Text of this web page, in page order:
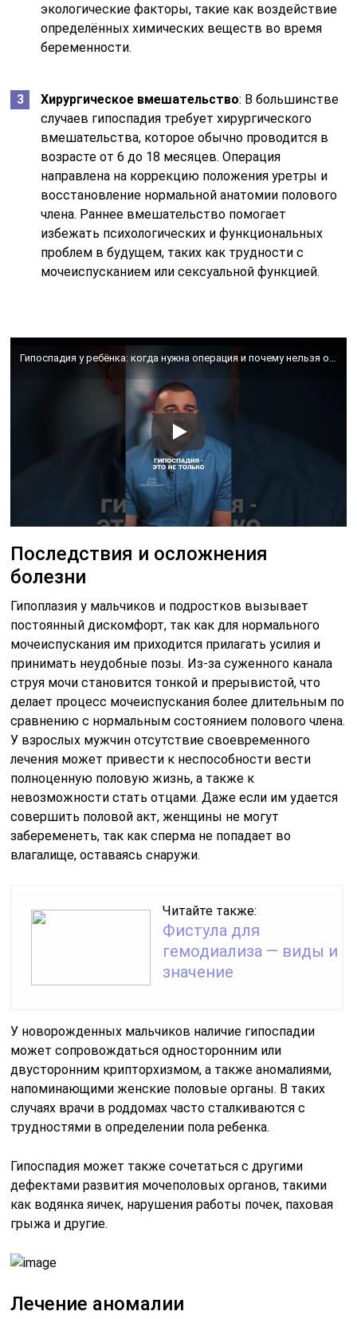
экологические факторы, такие как воздействие
определённых химических веществ во время
беременности.
Хирургическое вмешательство: В большинстве
случаев гипоспадия требует хирургического
вмешательства, которое обычно проводится в
возрасте от 6 до 18 месяцев. Операция
направлена на коррекцию положения уретры и
восстановление нормальной анатомии полового
члена. Раннее вмешательство помогает
избежать психологических и функциональных
проблем в будущем, таких как трудности с
мочеиспусканием или сексуальной функцией.
Последствия и осложнения
болезни
Гипоплазия у мальчиков и подростков вызывает
постоянный дискомфорт, так как для нормального
мочеиспускания им приходится прилагать усилия и
принимать неудобные позы. Из-за суженного канала
струя мочи становится тонкой и прерывистой, что
делает процесс мочеиспускания более длительным по
сравнению с нормальным состоянием полового члена.
У взрослых мужчин отсутствие своевременного
лечения может привести к неспособности вести
полноценную половую жизнь, а также к
невозможности стать отцами. Даже если им удается
совершить половой акт, женщины не могут
забеременеть, так как сперма не попадает во
влагалище, оставаясь снаружи.
Читайте также:
Фистула для
гемодиализа — виды и
значение
У новорожденных мальчиков наличие гипоспадии
может сопровождаться односторонним или
двусторонним крипторхизмом, а также аномалиями,
напоминающими женские половые органы. В таких
случаях врачи в роддомах часто сталкиваются с
трудностями в определении пола ребенка.
Гипоспадия может также сочетаться с другими
дефектами развития мочеполовых органов, такими
как водянка яичек, нарушения работы почек, паховая
грыжа и другие.
Лечение аномалии